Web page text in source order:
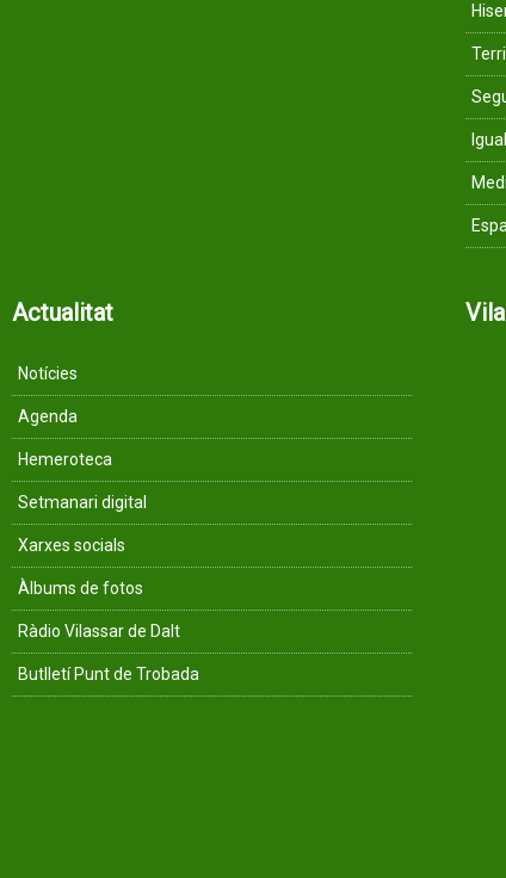
Actualitat
Notícies
Agenda
Hemeroteca
Setmanari digital
Xarxes socials
Àlbums de fotos
Ràdio Vilassar de Dalt
Butlletí Punt de Trobada